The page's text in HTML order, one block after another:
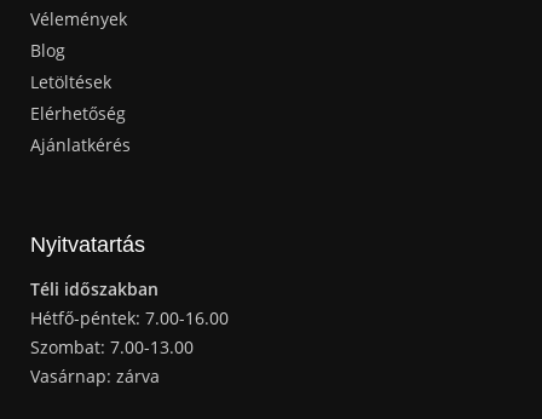
Vélemények
Blog
Letöltések
Elérhetőség
Ajánlatkérés
Nyitvatartás
Téli időszakban
Hétfő-péntek: 7.00-16.00
Szombat: 7.00-13.00
Vasárnap: zárva